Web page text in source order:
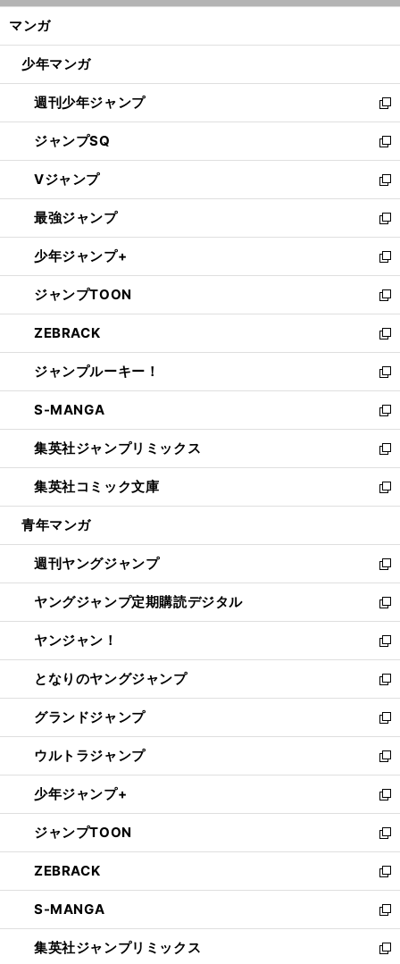
ン
ウ
開
く
マンガ
少年マンガ
週刊少年ジャンプ
新
し
い
ウ
ィ
ン
ド
ウ
で
開
く
ジャンプSQ
新
し
い
ウ
ィ
ン
ド
ウ
で
開
く
Vジャンプ
新
し
い
ウ
ィ
ン
ド
ウ
で
開
く
最強ジャンプ
新
し
い
ウ
ィ
ン
ド
ウ
で
開
く
少年ジャンプ+
新
し
い
ウ
ィ
ン
ド
ウ
で
開
く
ジャンプTOON
新
し
い
ウ
ィ
ン
ド
ウ
で
開
く
ZEBRACK
新
し
い
ウ
ィ
ン
ド
ウ
で
開
ジャンプルーキー！
新
し
い
ウ
ィ
ン
ド
ウ
開
く
S-MANGA
新
し
い
ウ
ィ
ン
ウ
で
開
く
集英社ジャンプリミックス
新
し
い
ウ
ン
ド
ウ
で
開
く
集英社コミック文庫
新
し
ウ
ィ
ン
ド
ウ
で
開
く
青年マンガ
週刊ヤングジャンプ
新
し
い
ウ
ィ
ン
ド
ウ
で
開
く
ヤングジャンプ定期購読デジタル
新
し
い
ウ
ィ
ン
ド
ウ
で
開
く
ヤンジャン！
新
し
い
ウ
ィ
ン
ド
ウ
で
開
く
となりのヤングジャンプ
新
し
い
ウ
ィ
ン
ド
ウ
で
開
く
グランドジャンプ
新
し
い
ウ
ィ
ン
ド
ウ
で
開
く
ウルトラジャンプ
新
し
い
ウ
ィ
ン
ド
ウ
で
開
く
少年ジャンプ+
新
し
い
ウ
ィ
ン
ド
ウ
で
ジャンプTOON
新
し
い
ウ
ィ
ン
ド
ZEBRACK
新
し
い
ウ
ィ
S-MANGA
新
し
い
集英社ジャンプリミックス
新